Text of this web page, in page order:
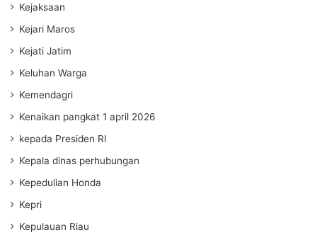
Kejaksaan
Kejari Maros
Kejati Jatim
Keluhan Warga
Kemendagri
Kenaikan pangkat 1 april 2026
kepada Presiden RI
Kepala dinas perhubungan
Kepedulian Honda
Kepri
Kepulauan Riau